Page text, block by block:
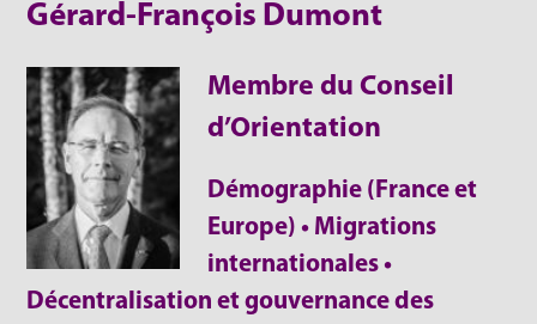
Gérard-François Dumont
Membre du Conseil
d’Orientation
Démographie (France et
Europe) • Migrations
internationales •
Décentralisation et gouvernance des